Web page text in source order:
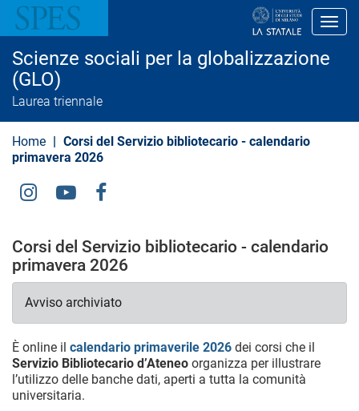
l
Scienze sociali per la globalizzazione
(GLO)
Laurea triennale
Home
Corsi del Servizio bibliotecario - calendario
primavera 2026
Social
Corsi del Servizio bibliotecario - calendario
primavera 2026
Avviso archiviato
È online il calendario primaverile 2026 dei corsi che il
Servizio Bibliotecario d’Ateneo organizza per illustrare
l’utilizzo delle banche dati, aperti a tutta la comunità
universitaria.